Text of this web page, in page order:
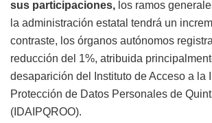
sus participaciones, los ramos
la administración estatal tendrá un
contraste, los órganos autónomos
reducción del 1%, atribuida
desaparición del Instituto de Acceso a la
Protección de Datos Personales de
(IDAIPQROO).